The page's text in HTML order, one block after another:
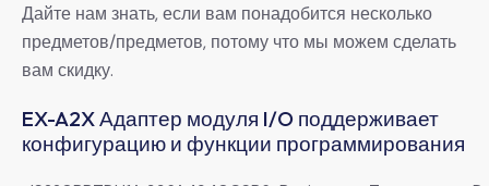
Дайте нам знать, если вам понадобится несколько
предметов/предметов, потому что мы можем сделать
вам скидку.
EX-A2X Адаптер модуля I/O поддерживает
конфигурацию и функции программирования